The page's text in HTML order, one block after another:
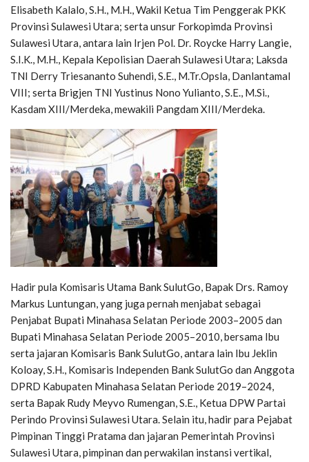
Elisabeth Kalalo, S.H., M.H., Wakil Ketua Tim Penggerak PKK
Provinsi Sulawesi Utara; serta unsur Forkopimda Provinsi
Sulawesi Utara, antara lain Irjen Pol. Dr. Roycke Harry Langie,
S.I.K., M.H., Kepala Kepolisian Daerah Sulawesi Utara; Laksda
TNI Derry Triesananto Suhendi, S.E., M.Tr.Opsla, Danlantamal
VIII; serta Brigjen TNI Yustinus Nono Yulianto, S.E., M.Si.,
Kasdam XIII/Merdeka, mewakili Pangdam XIII/Merdeka.
Hadir pula Komisaris Utama Bank SulutGo, Bapak Drs. Ramoy
Markus Luntungan, yang juga pernah menjabat sebagai
Penjabat Bupati Minahasa Selatan Periode 2003–2005 dan
Bupati Minahasa Selatan Periode 2005–2010, bersama Ibu
serta jajaran Komisaris Bank SulutGo, antara lain Ibu Jeklin
Koloay, S.H., Komisaris Independen Bank SulutGo dan Anggota
DPRD Kabupaten Minahasa Selatan Periode 2019–2024,
serta Bapak Rudy Meyvo Rumengan, S.E., Ketua DPW Partai
Perindo Provinsi Sulawesi Utara. Selain itu, hadir para Pejabat
Pimpinan Tinggi Pratama dan jajaran Pemerintah Provinsi
Sulawesi Utara, pimpinan dan perwakilan instansi vertikal,